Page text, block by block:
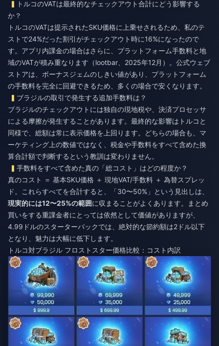
トルコのVATは最終的なチェックアウト合計にどう影響する
か？
トルコのVATは提示されたSKU価格に上乗せされるため、私のテ
ストで24%だった割引がチェックアウト時に16%になったので
す。アプリ内課金の場合はさらに、プラットフォーム手数料と地
域のVATが積み重なります（lootbar、2025年12月）。公式ウェブ
ストアは、ボーナスジェムのしきい値があり、プラットフォーム
の手数料を完全に回避できるため、多くの場合で安くなります。
ブラジルの取引で発生する追加手数料は？
ブラジルのチェックアウトには独自の現地税や、決済プロセッサ
による摩擦が発生することがあります。最終的な影響はトルコと
同様で、総額は常に表示価格を上回ります。どちらの場合も、マ
ーケティング上の数値ではなく、税金や手数料をすべて含めた換
算合計額で判断するという教訓は変わりません。
手数料をすべて含めた真の「総コスト」はどの程度か？
真のコスト ＝ 基本SKU価格 ＋ 現地VAT/手数料 ＋ 為替スプレッ
ド。これらすべてを合計すると、「30〜50%」という見出しは、
現実的には12〜25%の範囲に収まることがよくあります。まとめ
買いをする重課金者にとっては依然として価値がありますが、
4.99ドルのスターターパックでは、絶対的な節約額は2ドル以下
となり、魅力は大幅に低下します。
トルコ対ブラジル フロストスター価格比較：コスト内訳